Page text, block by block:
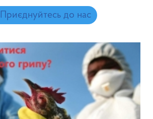
Приєднуйтесь до нас